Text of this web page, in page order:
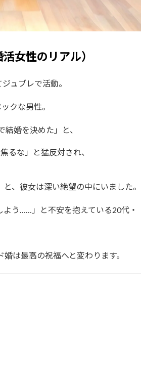
女性のリアル）
ュブレで活動。
クな男性。
婚を決めた」と、
るな」と猛反対され、
、彼女は深い絶望の中にいました。
う……」と不安を抱えている20代・
は最高の祝福へと変わります。